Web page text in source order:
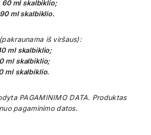
ml skalbiklio;
ml skalbiklio.
iš viršaus):
ml skalbiklio;
ml skalbiklio;
ml skalbiklio.
PAGAMINIMO DATA. Produktas
pagaminimo datos.